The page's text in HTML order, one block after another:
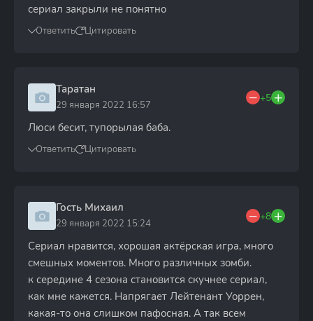
сериал закрыли не понятно
Ответить Цитировать
Таратан
29 января 2022 16:57
+5
Люси бесит, тупорылая баба.
Ответить Цитировать
Гость Михаил
29 января 2022 15:24
+8
Сериал нравится, хорошая актёрская игра, много
смешных моментов. Много различных зомби.
к середине 4 сезона становится скучнее сериал,
как мне кажется. Напрягает Лейтенант Уоррен,
какая-то она слишком пафосная. А так всем